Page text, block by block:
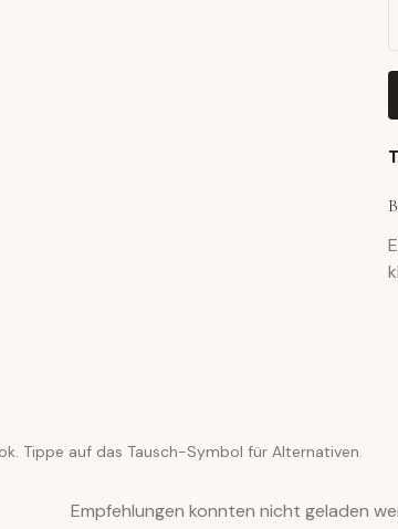
Tippe auf das Tausch-Symbol für Alternativen.
Empfehlungen konnten nicht geladen